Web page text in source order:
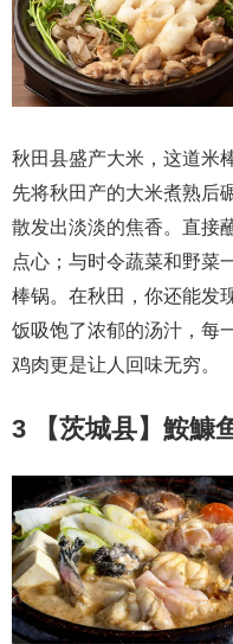
秋田县盛产大米，这道米
先将秋田产的大米煮熟后
散发出淡淡的焦香。直接
点心；与时令蔬菜和野菜
棒锅。在秋田，你还能发
饭吸饱了浓郁的汤汁，每
鸡肉更是让人回味无穷。
3 【茨城县】鮟鱇